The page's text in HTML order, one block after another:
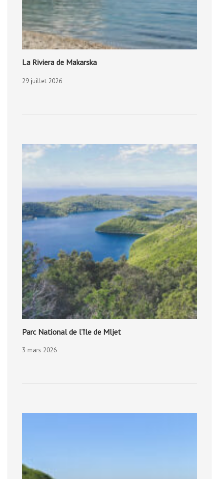
La Riviera de Makarska
29 juillet 2026
Parc National de l’île de Mljet
3 mars 2026